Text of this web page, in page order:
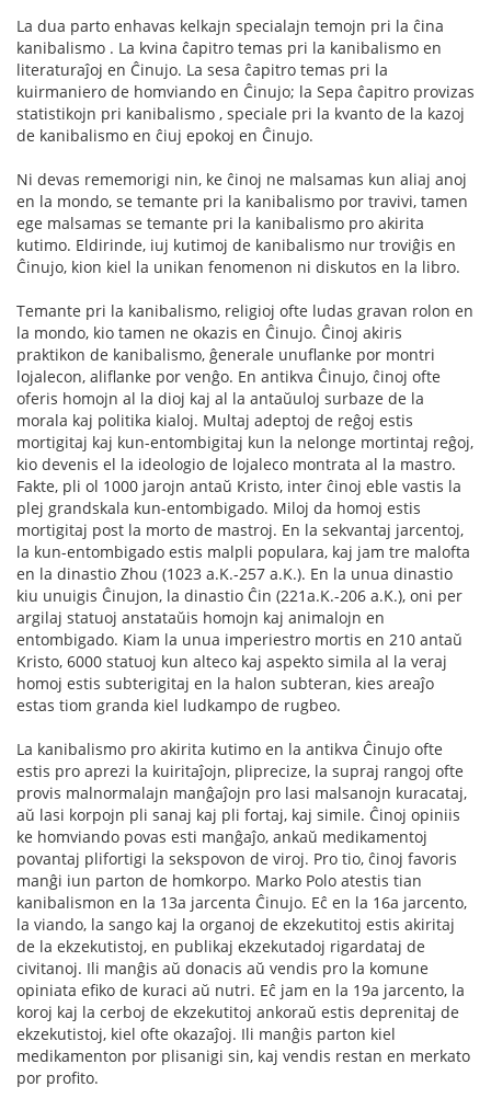
La dua parto enhavas kelkajn specialajn temojn pri la ĉina
kanibalismo . La kvina ĉapitro temas pri la kanibalismo en
literaturaĵoj en Ĉinujo. La sesa ĉapitro temas pri la
kuirmaniero de homviando en Ĉinujo; la Sepa ĉapitro provizas
statistikojn pri kanibalismo , speciale pri la kvanto de la kazoj
de kanibalismo en ĉiuj epokoj en Ĉinujo.
Ni devas rememorigi nin, ke ĉinoj ne malsamas kun aliaj anoj
en la mondo, se temante pri la kanibalismo por travivi, tamen
ege malsamas se temante pri la kanibalismo pro akirita
kutimo. Eldirinde, iuj kutimoj de kanibalismo nur troviĝis en
Ĉinujo, kion kiel la unikan fenomenon ni diskutos en la libro.
Temante pri la kanibalismo, religioj ofte ludas gravan rolon en
la mondo, kio tamen ne okazis en Ĉinujo. Ĉinoj akiris
praktikon de kanibalismo, ĝenerale unuflanke por montri
lojalecon, aliflanke por venĝo. En antikva Ĉinujo, ĉinoj ofte
oferis homojn al la dioj kaj al la antaŭuloj surbaze de la
morala kaj politika kialoj. Multaj adeptoj de reĝoj estis
mortigitaj kaj kun-entombigitaj kun la nelonge mortintaj reĝoj,
kio devenis el la ideologio de lojaleco montrata al la mastro.
Fakte, pli ol 1000 jarojn antaŭ Kristo, inter ĉinoj eble vastis la
plej grandskala kun-entombigado. Miloj da homoj estis
mortigitaj post la morto de mastroj. En la sekvantaj jarcentoj,
la kun-entombigado estis malpli populara, kaj jam tre malofta
en la dinastio Zhou (1023 a.K.-257 a.K.). En la unua dinastio
kiu unuigis Ĉinujon, la dinastio Ĉin (221a.K.-206 a.K.), oni per
argilaj statuoj anstataŭis homojn kaj animalojn en
entombigado. Kiam la unua imperiestro mortis en 210 antaŭ
Kristo, 6000 statuoj kun alteco kaj aspekto simila al la veraj
homoj estis subterigitaj en la halon subteran, kies areaĵo
estas tiom granda kiel ludkampo de rugbeo.
La kanibalismo pro akirita kutimo en la antikva Ĉinujo ofte
estis pro aprezi la kuiritaĵojn, pliprecize, la supraj rangoj ofte
provis malnormalajn manĝaĵojn pro lasi malsanojn kuracataj,
aŭ lasi korpojn pli sanaj kaj pli fortaj, kaj simile. Ĉinoj opiniis
ke homviando povas esti manĝaĵo, ankaŭ medikamentoj
povantaj plifortigi la sekspovon de viroj. Pro tio, ĉinoj favoris
manĝi iun parton de homkorpo. Marko Polo atestis tian
kanibalismon en la 13a jarcenta Ĉinujo. Eĉ en la 16a jarcento,
la viando, la sango kaj la organoj de ekzekutitoj estis akiritaj
de la ekzekutistoj, en publikaj ekzekutadoj rigardataj de
civitanoj. Ili manĝis aŭ donacis aŭ vendis pro la komune
opiniata efiko de kuraci aŭ nutri. Eĉ jam en la 19a jarcento, la
koroj kaj la cerboj de ekzekutitoj ankoraŭ estis deprenitaj de
ekzekutistoj, kiel ofte okazaĵoj. Ili manĝis parton kiel
medikamenton por plisanigi sin, kaj vendis restan en merkato
por profito.